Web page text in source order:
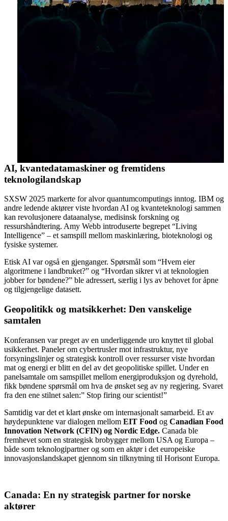
AI, kvantedatamaskiner og fremtidens
teknologilandskap
SXSW 2025 markerte for alvor quantumcomputings inntog. IBM og
andre ledende aktører viste hvordan AI og kvanteteknologi sammen
kan revolusjonere dataanalyse, medisinsk forskning og
ressurshåndtering. Amy Webb introduserte begrepet “Living
Intelligence” – et samspill mellom maskinlæring, bioteknologi og
fysiske systemer.
Etisk AI var også en gjenganger. Spørsmål som “Hvem eier
algoritmene i landbruket?” og “Hvordan sikrer vi at teknologien
jobber for bøndene?” ble adressert, særlig i lys av behovet for åpne
og tilgjengelige datasett.
Geopolitikk og matsikkerhet: Den vanskelige
samtalen
Konferansen var preget av en underliggende uro knyttet til global
usikkerhet. Paneler om cybertrusler mot infrastruktur, nye
forsyningslinjer og strategisk kontroll over ressurser viste hvordan
mat og energi er blitt en del av det geopolitiske spillet. Under en
panelsamtale om samspillet mellom energiproduksjon og dyrehold,
fikk bøndene spørsmål om hva de ønsket seg av ny regjering. Svaret
fra den ene stilnet salen:” Stop firing our scientist!”
Samtidig var det et klart ønske om internasjonalt samarbeid. Et av
høydepunktene var dialogen mellom EIT Food og Canadian Food
Innovation Network (CFIN) og Nordic Edge. Canada ble
fremhevet som en strategisk brobygger mellom USA og Europa –
både som teknologipartner og som en aktør i det europeiske
innovasjonslandskapet gjennom sin tilknytning til Horisont Europa.
Canada: En ny strategisk partner for norske
aktører